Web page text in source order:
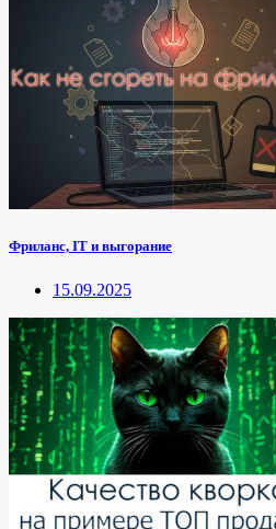
Фриланс, IT и выгорание
15.09.2025